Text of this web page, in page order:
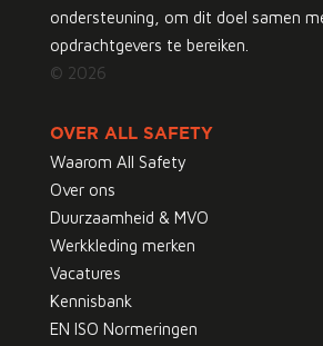
ondersteuning, om dit doel samen
opdrachtgevers te bereiken.
© 2026
OVER ALL SAFETY
Waarom All Safety
Over ons
Duurzaamheid & MVO
Werkkleding merken
Vacatures
Kennisbank
EN ISO Normeringen